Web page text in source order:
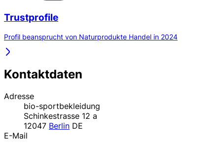
Trustprofile
Profil beansprucht von Naturprodukte Handel in 2024
Kontaktdaten
Adresse
bio-sportbekleidung
Schinkestrasse 12 a
12047 Berlin DE
E-Mail